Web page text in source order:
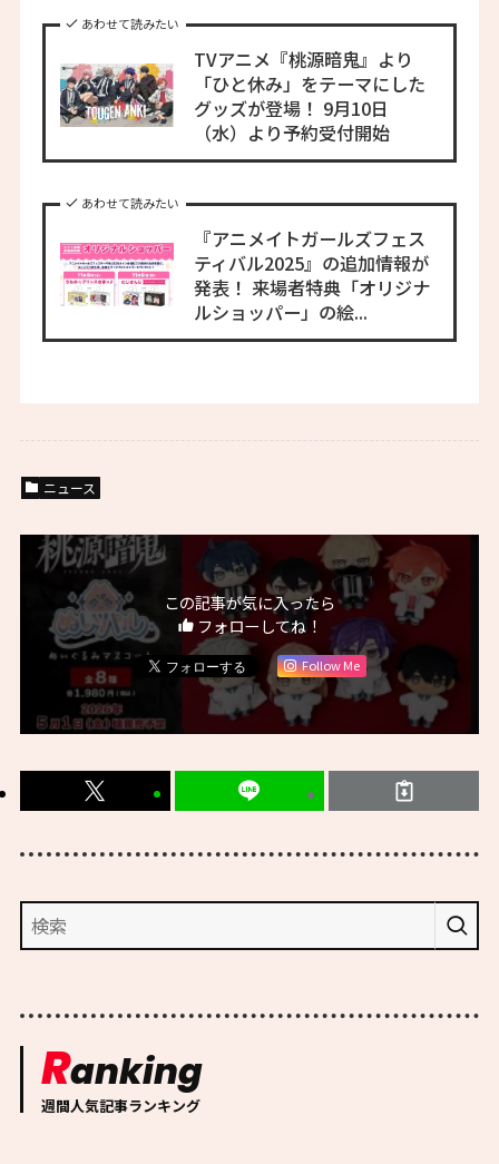
あわせて読みたい
TVアニメ『桃源暗鬼』より
「ひと休み」をテーマにした
グッズが登場！ 9月10日
（水）より予約受付開始
あわせて読みたい
『アニメイトガールズフェス
ティバル2025』の追加情報が
発表！ 来場者特典「オリジナ
ルショッパー」の絵...
ニュース
この記事が気に入ったら
フォローしてね！
Follow Me
Ranking
週間人気記事ランキング